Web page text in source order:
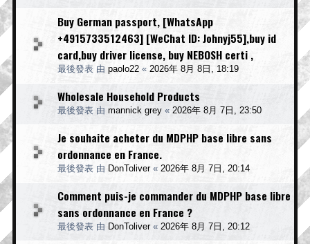
Buy German passport, [WhatsApp
+4915733512463] [WeChat ID: Johnyj55],buy id
card,buy driver license, buy NEBOSH certi ,
最後發表 由 paolo22 « 2026年 8月 8日, 18:19
Wholesale Household Products
最後發表 由 mannick grey « 2026年 8月 7日, 23:50
Je souhaite acheter du MDPHP base libre sans
ordonnance en France.
最後發表 由 DonToliver« 2026年 8月 7日, 20:14
Comment puis-je commander du MDPHP base libre
sans ordonnance en France ?
最後發表 由 DonToliver« 2026年 8月 7日, 20:12